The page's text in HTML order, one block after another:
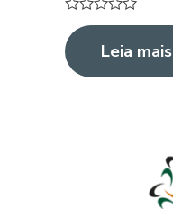
Avaliação
0
de
5
Leia mais